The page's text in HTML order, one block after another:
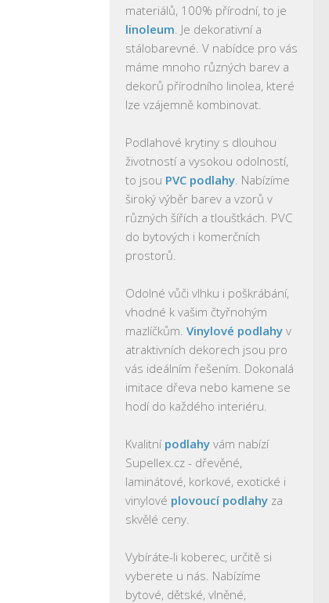
materiálů, 100% přírodní, to je
linoleum. Je dekorativní a
stálobarevné. V nabídce pro vás
máme mnoho různých barev a
dekorů přírodního linolea, které
lze vzájemně kombinovat.
Podlahové krytiny s dlouhou
životností a vysokou odolností,
to jsou PVC podlahy. Nabízíme
široký výběr barev a vzorů v
různých šířích a tloušťkách. PVC
do bytových i komerčních
prostorů.
Odolné vůči vlhku i poškrábání,
vhodné k vašim čtyřnohým
mazlíčkům. Vinylové podlahy v
atraktivních dekorech jsou pro
vás ideálním řešením. Dokonalá
imitace dřeva nebo kamene se
hodí do každého interiéru.
Kvalitní podlahy vám nabízí
Supellex.cz - dřevěné,
laminátové, korkové, exotické i
vinylové plovoucí podlahy za
skvělé ceny.
Vybíráte-li koberec, určitě si
vyberete u nás. Nabízíme
bytové, dětské, vlněné,